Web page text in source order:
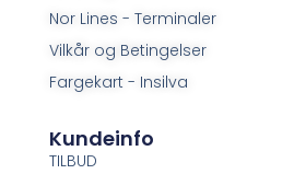
Nor Lines - Terminaler
Vilkår og Betingelser
Fargekart - Insilva
Kundeinfo
TILBUD